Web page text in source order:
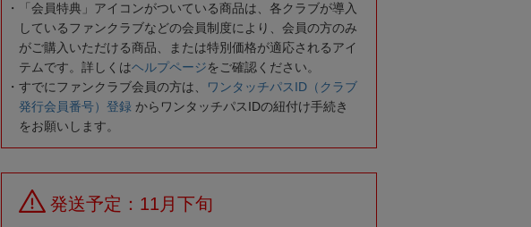
「会員特典」アイコンがついている商品は、各クラブが導入
しているファンクラブなどの会員制度により、会員の方のみ
がご購入いただける商品、または特別価格が適応されるアイ
テムです。詳しくはヘルプページをご確認ください。
すでにファンクラブ会員の方は、
ワンタッチパスID（クラブ
発行会員番号）登録 からワンタッチパスIDの紐付け手続き
をお願いします。
発送予定：11月下旬